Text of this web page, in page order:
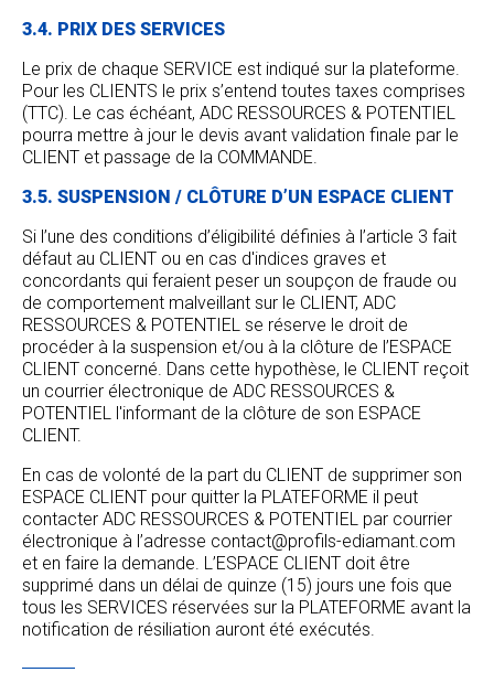
3.4. PRIX DES SERVICES
Le prix de chaque SERVICE est indiqué sur la plateforme.
Pour les CLIENTS le prix s’entend toutes taxes comprises
(TTC). Le cas échéant, ADC RESSOURCES & POTENTIEL
pourra mettre à jour le devis avant validation finale par le
CLIENT et passage de la COMMANDE.
3.5. SUSPENSION / CLÔTURE D’UN ESPACE CLIENT
Si l’une des conditions d’éligibilité définies à l’article 3 fait
défaut au CLIENT ou en cas d'indices graves et
concordants qui feraient peser un soupçon de fraude ou
de comportement malveillant sur le CLIENT, ADC
RESSOURCES & POTENTIEL se réserve le droit de
procéder à la suspension et/ou à la clôture de l’ESPACE
CLIENT concerné. Dans cette hypothèse, le CLIENT reçoit
un courrier électronique de ADC RESSOURCES &
POTENTIEL l'informant de la clôture de son ESPACE
CLIENT.
En cas de volonté de la part du CLIENT de supprimer son
ESPACE CLIENT pour quitter la PLATEFORME il peut
contacter ADC RESSOURCES & POTENTIEL par courrier
électronique à l’adresse contact@profils-ediamant.com
et en faire la demande. L’ESPACE CLIENT doit être
supprimé dans un délai de quinze (15) jours une fois que
tous les SERVICES réservées sur la PLATEFORME avant la
notification de résiliation auront été exécutés.